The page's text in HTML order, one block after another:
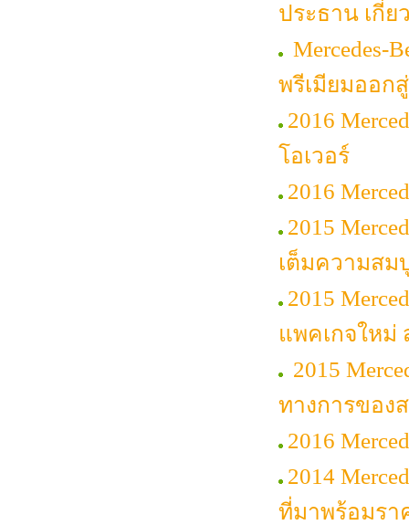
ประธาน เกี่ย
Mercedes-
พรีเมียมออก
2016
โอเวอร์
2016
2015
เต็มความส
2015
แพคเกจใหม่
2015
ทางการของ
2016
2014
ที่มาพร้อมรา